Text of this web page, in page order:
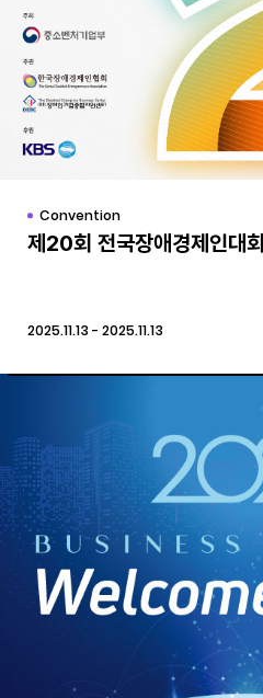
Convention
제20회 전국장애경제인대회
2025.11.13 - 2025.11.13